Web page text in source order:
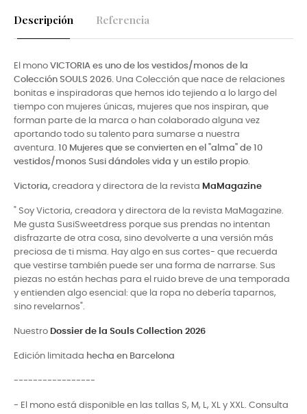
Descripción Referencia
El mono VICTORIA es uno de los vestidos/monos de la
Colección SOULS 2026. Una Colección que nace de relaciones
bonitas e inspiradoras que hemos ido tejiendo a lo largo del
tiempo con mujeres únicas, mujeres que nos inspiran, que
forman parte de la marca o han colaborado alguna vez
aportando todo su talento para sumarse a nuestra
aventura.
10 Mujeres que se convierten en el "alma" de 10
vestidos/monos Susi dándoles vida y un estilo propio.
Victoria, creadora y directora de la revista MaMagazine
" Soy Victoria, creadora y directora de la revista MaMagazine.
Me gusta SusiSweetdress porque sus prendas no intentan
disfrazarte de otra cosa, sino devolverte a una versión más
preciosa de ti misma. Hay algo en sus cortes- que recuerda
que vestirse también puede ser una forma de narrarse. Sus
piezas no están hechas para el ruido breve de una temporada
y entienden algo esencial: que la ropa no debería taparnos,
sino revelarnos".
Nuestro Dossier de la Souls Collection 2026
Edición limitada hecha en Barcelona
-----------------
- El mono está disponible en las tallas S, M, L, XL y XXL. Consulta